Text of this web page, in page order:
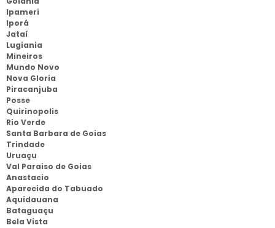
Ipameri
Iporá
Jataí
Lugiania
Mineiros
Mundo Novo
Nova Gloria
Piracanjuba
Posse
Quirinopolis
Rio Verde
Santa Barbara de Goias
Trindade
Uruaçu
Val Paraiso de Goias
Anastacio
Aparecida do Tabuado
Aquidauana
Bataguaçu
Bela Vista